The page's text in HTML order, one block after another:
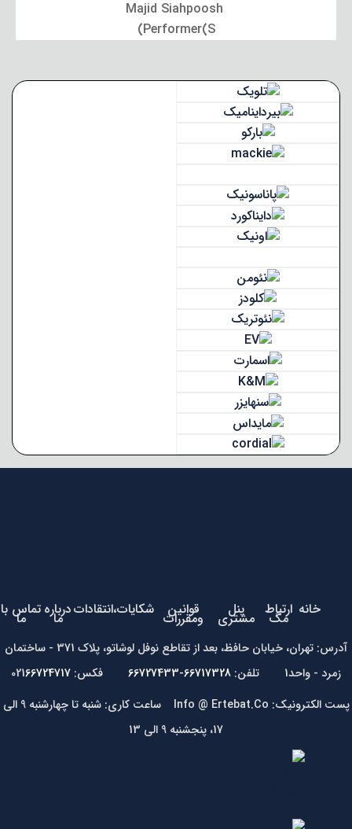
Performer(S)
خانه ارتباط
مگ پنل
مشتری قوانین
ومقررات شکایات،انتقاداتدرباره
ما تماس با
ما
آدرس: تهران، خیابان حافظ، بعد از تقاطع نوفل لوشاتو، پلاک 371 - ساختمان
زمرد - واحد1 تلفن:
66717328-66727433 فکس: 021 66724717
پست الکترونیک: Info @ Ertebat.Co ساعت کاری: شنبه تا چهارشنبه 9 الی
17، پنجشنبه 9 الی 13